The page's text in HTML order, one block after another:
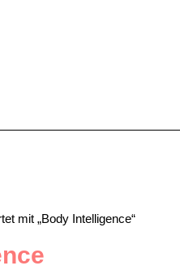
mit „Body Intelligence“